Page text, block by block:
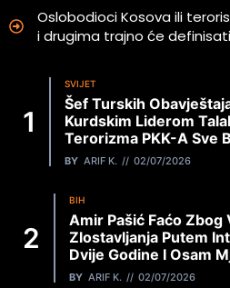
Oslobodioci Kosova ili
i drugima trajno će
SVIJET
Šef Turskih
Kurdskim Liderom
Terorizma PKK-A Sve
BY ARIF K. 02/07/2026
BIH
Amir Pašić Faćo Zbog
Zlostavljanja Putem
Dvije Godine I Osam
BY ARIF K. 02/07/2026